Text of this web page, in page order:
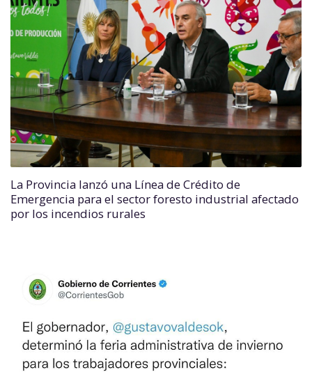
La Provincia lanzó una Línea de Crédito de
Emergencia para el sector foresto industrial afectado
por los incendios rurales